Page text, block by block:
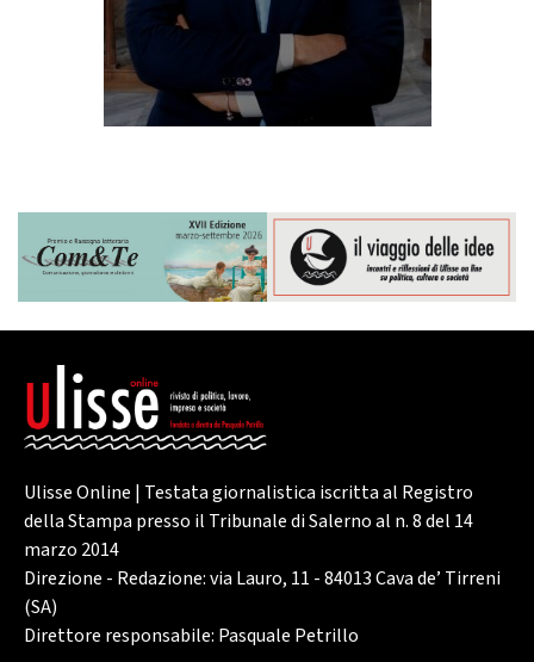
Ulisse Online | Testata giornalistica iscritta al Registro
della Stampa presso il Tribunale di Salerno al n. 8 del 14
marzo 2014
Direzione - Redazione: via Lauro, 11 - 84013 Cava de’ Tirreni
(SA)
Direttore responsabile: Pasquale Petrillo